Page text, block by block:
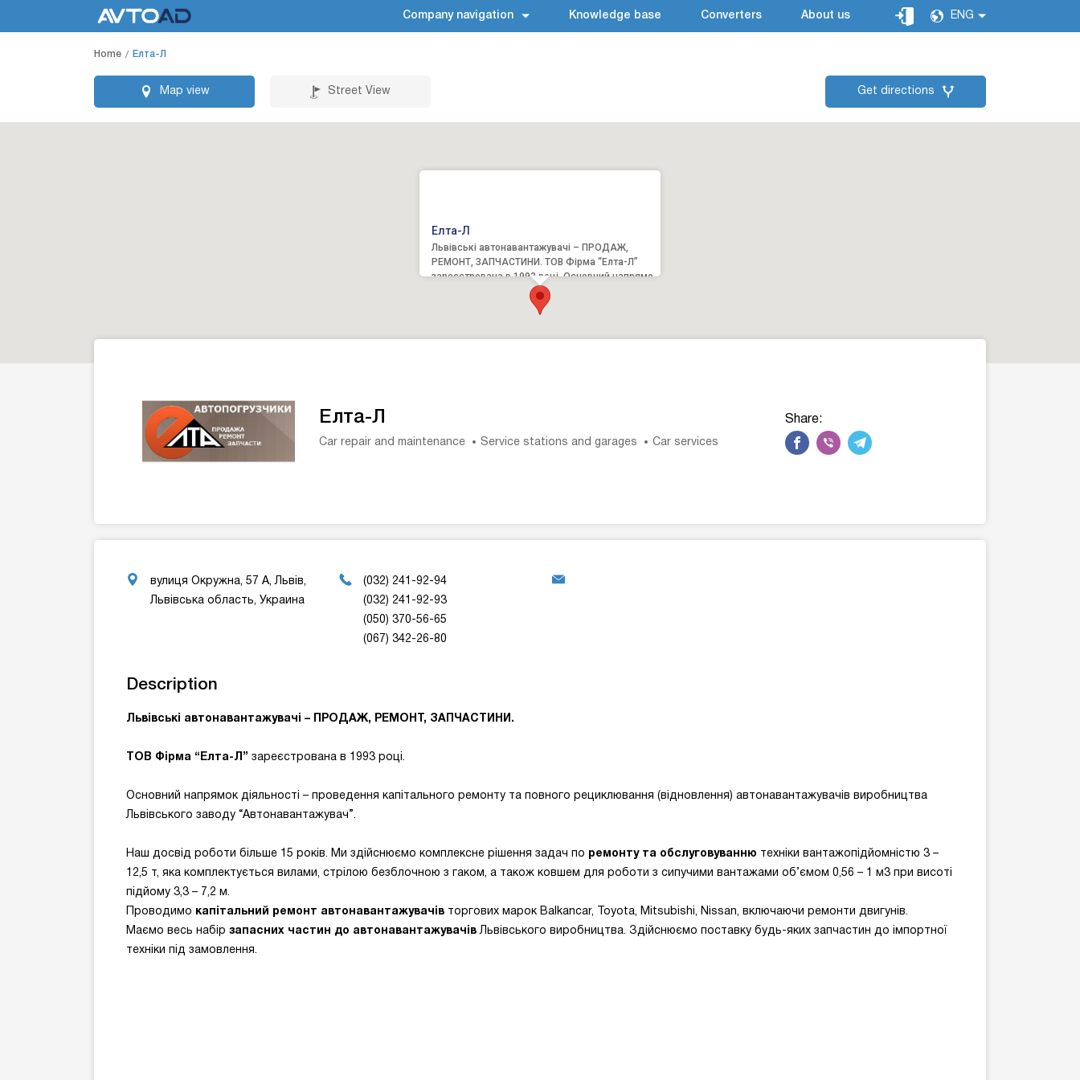
Company navigation Knowledge base Converters About us ENG
Home Елта-Л
Map view Street View Get directions
Елта-Л
Львівські автонавантажувачі – ПРОДАЖ,
РЕМОНТ, ЗАПЧАСТИНИ. ТОВ Фірма “Елта-Л”
зареєстрована в 1993 році. Основний напрямок
діяльності – проведення...
Елта-Л
Car repair and maintenance Service stations and garages Car services
Share:
вулиця Окружна, 57 А, Львів,
Львівська область, Украина
(032) 241-92-94
(032) 241-92-93
(050) 370-56-65
(067) 342-26-80
Description
Львівські автонавантажувачі – ПРОДАЖ, РЕМОНТ, ЗАПЧАСТИНИ.
ТОВ Фірма “Елта-Л” зареєстрована в 1993 році.
Основний напрямок діяльності – проведення капітального ремонту та повного рециклювання (відновлення) автонавантажувачів виробництва
Львівського заводу “Автонавантажувач”.
Наш досвід роботи більше 15 років. Ми здійснюємо комплексне рішення задач по ремонту та обслуговуванню техніки вантажопідйомністю 3 –
12,5 т, яка комплектується вилами, стрілою безблочною з гаком, а також ковшем для роботи з сипучими вантажами об’ємом 0,56 – 1 м3 при висоті
підйому 3,3 – 7,2 м.
Проводимо капітальний ремонт автонавантажувачів торгових марок Balkancar, Toyota, Mitsubishi, Nissan, включаючи ремонти двигунів.
Маємо весь набір запасних частин до автонавантажувачів Львівського виробництва. Здійснюємо поставку будь-яких запчастин до імпортної
техніки під замовлення.